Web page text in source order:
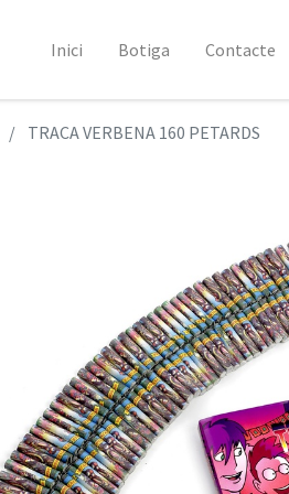
Inici Botiga Contacte
TRACA VERBENA 160 PETARDS